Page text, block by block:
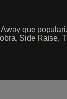
que
Side Raise,